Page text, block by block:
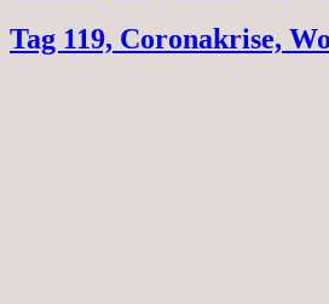
Tag 119, Coronakrise,